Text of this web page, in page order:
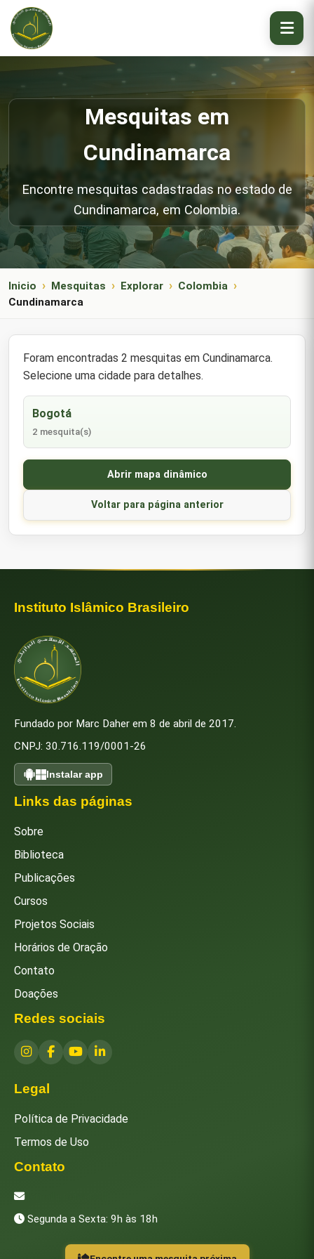
Mesquitas em
Cundinamarca
Encontre mesquitas cadastradas no estado de
Cundinamarca, em Colombia.
Inicio Mesquitas Explorar
Colombia
Cundinamarca
Foram encontradas 2 mesquitas em Cundinamarca.
Selecione uma cidade para detalhes.
Bogotá
2 mesquita(s)
Abrir mapa dinâmico
Voltar para página anterior
Instituto Islâmico Brasileiro
Fundado por Marc Daher em 8 de abril de 2017.
CNPJ: 30.716.119/0001-26
Instalar app
Links das páginas
Sobre
Biblioteca
Publicações
Cursos
Projetos Sociais
Horários de Oração
Contato
Doações
Redes sociais
Legal
Política de Privacidade
Termos de Uso
Contato
Segunda a Sexta: 9h às 18h